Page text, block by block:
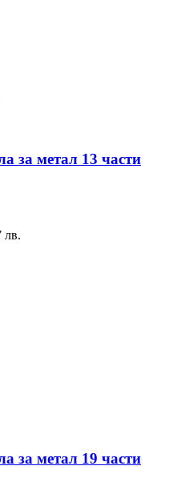
за метал 13 части
лв.
за метал 19 части